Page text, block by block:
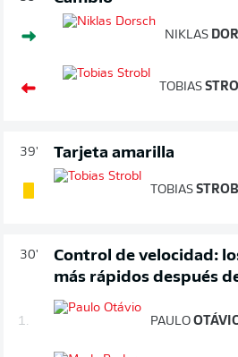
NIKLAS
TOBIAS
39' Tarjeta amarilla
TOBIAS
30'
Control de velocidad:
más rápidos después
1. PAULO